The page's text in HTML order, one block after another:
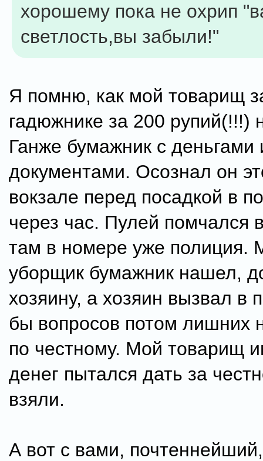
хорошему пока не охрип
светлость,вы забыли!"
Я помню, как мой товарищ
гадюжнике за 200 рупий(!!!)
Ганже бумажник с деньгами
документами. Осознал он
вокзале перед посадкой в
через час. Пулей помчался
там в номере уже полиция.
уборщик бумажник нашел,
хозяину, а хозяин вызвал в
бы вопросов потом лишних
по честному. Мой товарищ
денег пытался дать за
взяли.
А вот с вами,